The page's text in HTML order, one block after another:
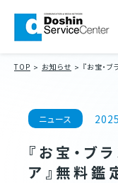
TOP お知らせ 『お宝・
ニュース
『お宝・ブ
ア』無料鑑